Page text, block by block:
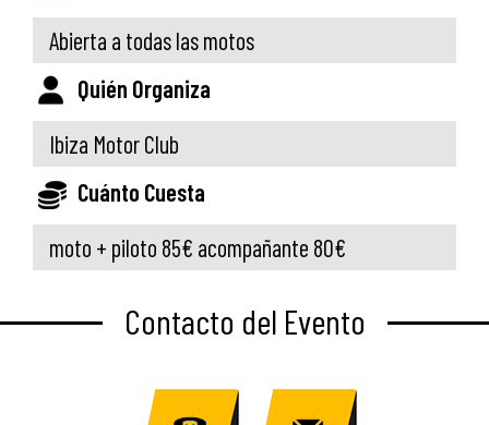
Abierta a todas las motos
Quién Organiza
Ibiza Motor Club
Cuánto Cuesta
moto + piloto 85€ acompañante 80€
Contacto del Evento